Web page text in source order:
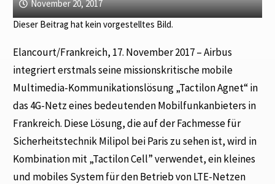
November 20, 2017
Dieser Beitrag hat kein vorgestelltes Bild.
Elancourt/Frankreich, 17. November 2017 – Airbus
integriert erstmals seine missionskritische mobile
Multimedia-Kommunikationslösung „Tactilon Agnet“ in
das 4G-Netz eines bedeutenden Mobilfunkanbieters in
Frankreich. Diese Lösung, die auf der Fachmesse für
Sicherheitstechnik Milipol bei Paris zu sehen ist, wird in
Kombination mit „Tactilon Cell” verwendet, ein kleines
und mobiles System für den Betrieb von LTE-Netzen